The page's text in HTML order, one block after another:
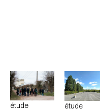
étude
étude